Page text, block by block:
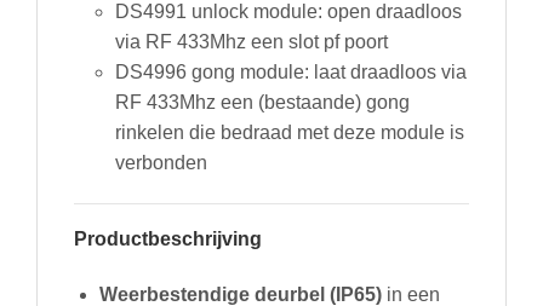
DS4991 unlock module: open draadloos
via RF 433Mhz een slot pf poort
DS4996 gong module: laat draadloos via
RF 433Mhz een (bestaande) gong
rinkelen die bedraad met deze module is
verbonden
Productbeschrijving
Weerbestendige deurbel (IP65)in een